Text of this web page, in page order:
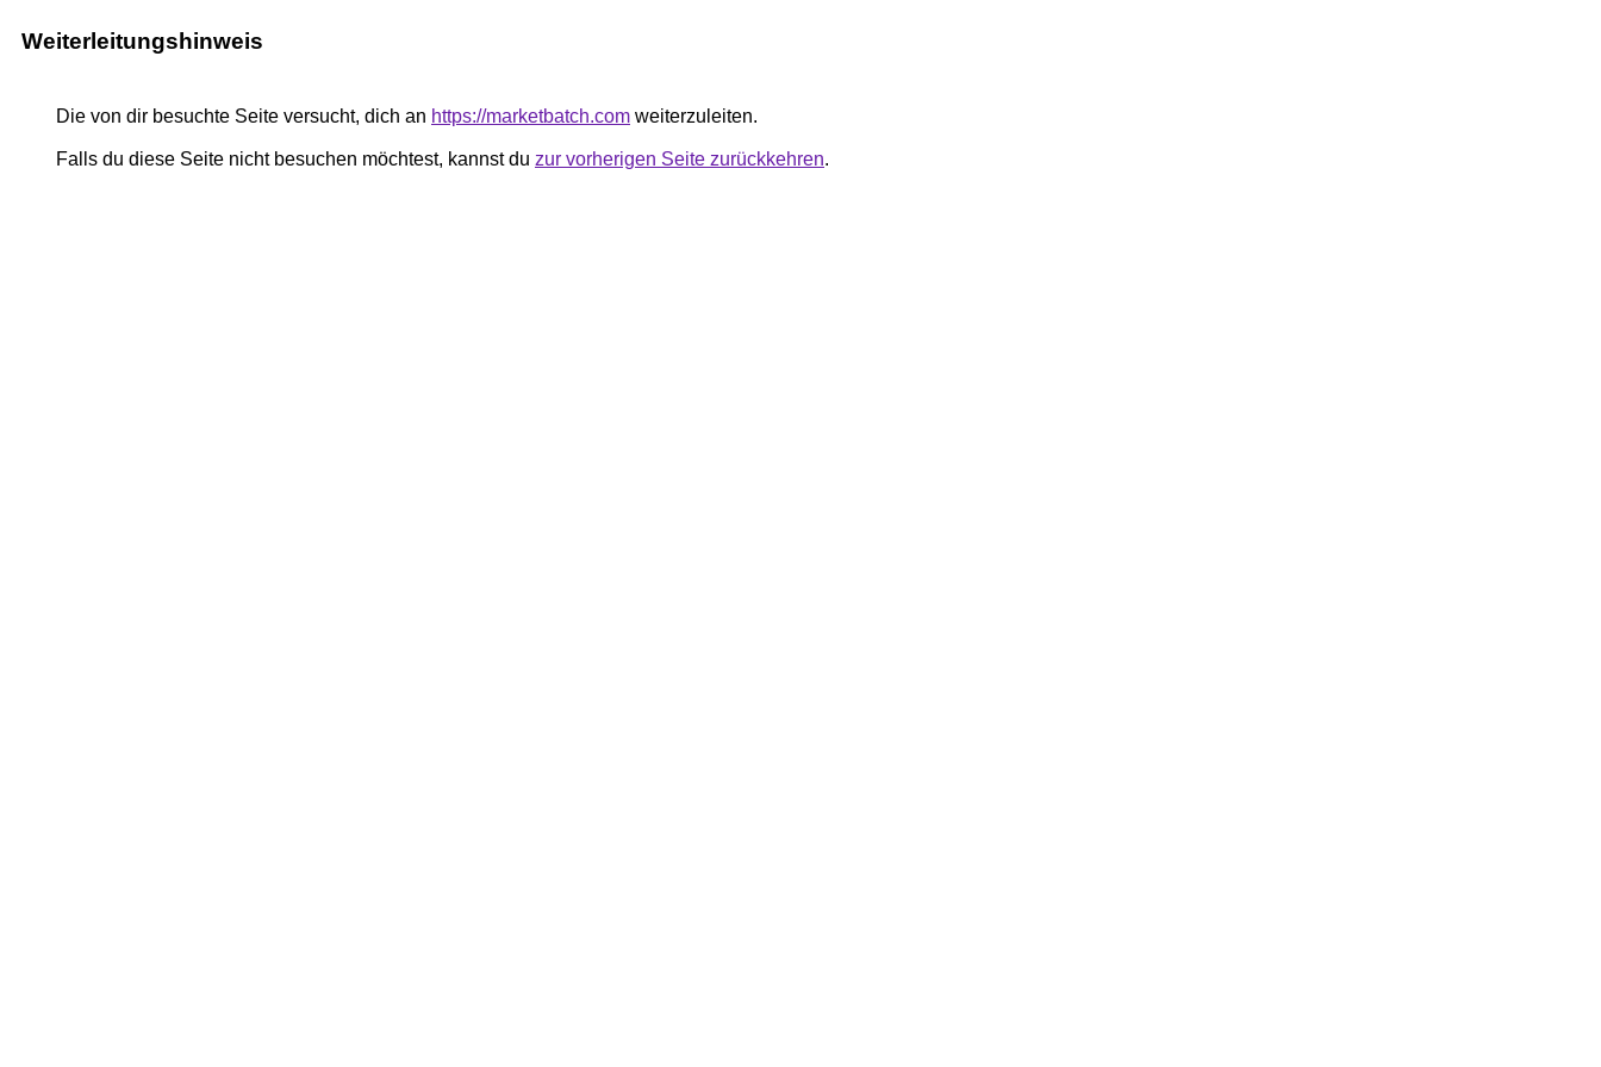
Weiterleitungshinweis
Die von dir besuchte Seite versucht, dich an https://marketbatch.com weiterzuleiten.
Falls du diese Seite nicht besuchen möchtest, kannst du zur vorherigen Seite zurückkehren.